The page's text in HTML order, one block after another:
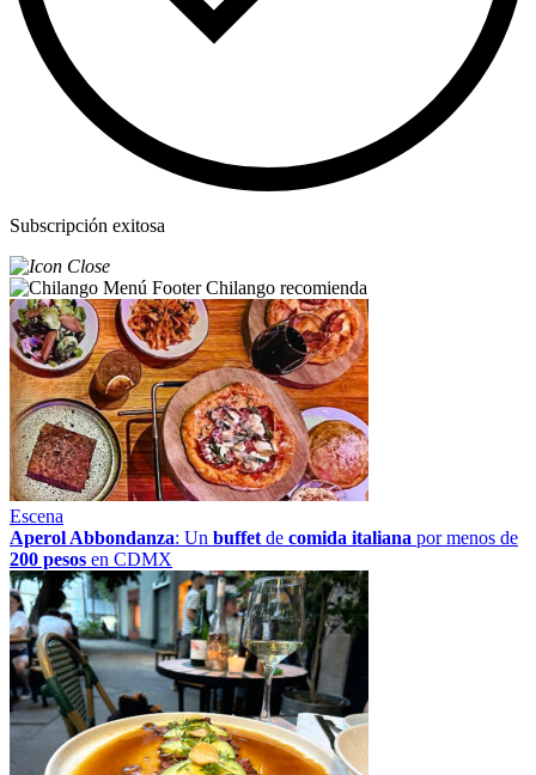
Subscripción exitosa
Chilango recomienda
Escena
Aperol Abbondanza: Un buffet de comida italiana por menos de
200 pesos en CDMX